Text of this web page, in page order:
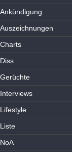
Ankündigung
Auszeichnungen
Charts
Diss
Gerüchte
Interviews
Lifestyle
Liste
NoA